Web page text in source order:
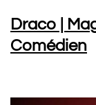
Draco |
Comédien